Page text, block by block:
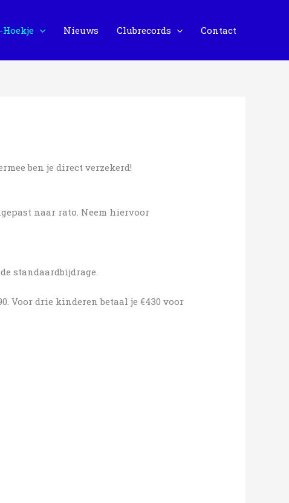
Nieuws Clubrecords Contact
ben je direct verzekerd!
naar rato. Neem hiervoor
standaardbijdrage.
Voor drie kinderen betaal je €430 voor